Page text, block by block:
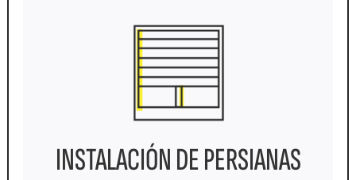
INSTALACIÓN DE PERSIANAS